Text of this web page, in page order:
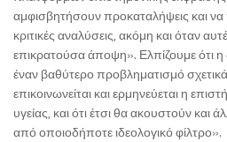
αμφισβητήσουν προκαταλήψεις και
κριτικές αναλύσεις, ακόμη και όταν
επικρατούσα άποψη». Ελπίζουμε ότι
έναν βαθύτερο προβληματισμό
επικοινωνείται και ερμηνεύεται η
υγείας, και ότι έτσι θα ακουστούν και
από οποιοδήποτε ιδεολογικό φίλτρο».